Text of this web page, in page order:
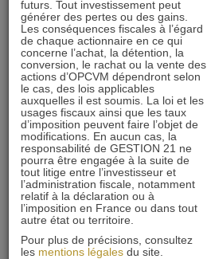
avril 2026
mars 2026
février 2026
décembre 2025
novembre 2025
octobre 2025
septembre 2025
août 2025
juillet 2025
juin 2025
mai 2025
futurs. Tout investissement peut
générer des pertes ou des gains.
Les conséquences fiscales à l’égard
de chaque actionnaire en ce qui
concerne l’achat, la détention, la
conversion, le rachat ou la vente des
actions d’OPCVM dépendront selon
le cas, des lois applicables
auxquelles il est soumis. La loi et les
usages fiscaux ainsi que les taux
d’imposition peuvent faire l’objet de
modifications. En aucun cas, la
responsabilité de GESTION 21 ne
pourra être engagée à la suite de
tout litige entre l’investisseur et
l’administration fiscale, notamment
relatif à la déclaration ou à
l’imposition en France ou dans tout
autre état ou territoire.
Pour plus de précisions, consultez
les mentions légales du site.